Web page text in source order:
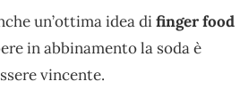
un’ottima idea difinger food
in abbinamento la soda è
vincente.